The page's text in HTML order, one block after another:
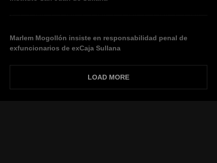
Marlem Mogollón insiste en responsabilidad penal de
exfuncionarios de exCaja Sullana
LOAD MORE